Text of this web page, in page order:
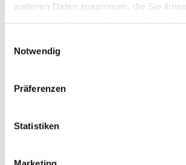
weiteren Daten zusammen, die Sie
Notwendig
Präferenzen
StatistikenDies könnte Sie